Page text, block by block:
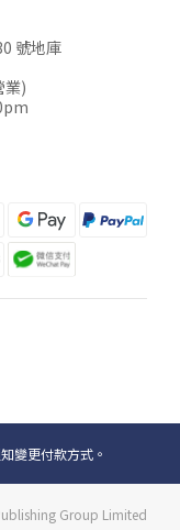
號地庫
業)
變更付款方式。
Group Limited